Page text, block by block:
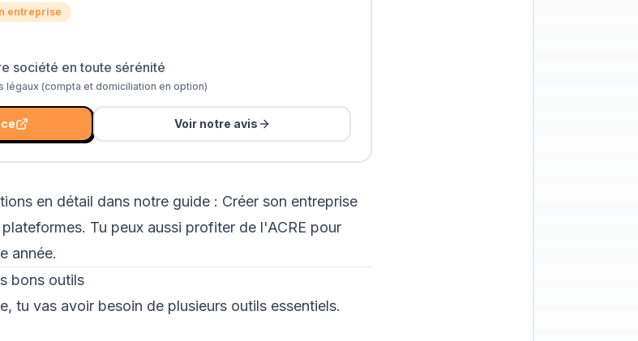
entreprise
société en toute sérénité
légaux (compta et domiciliation en option)
Voir notre avis
en détail dans notre guide : Créer son entreprise
. Tu peux aussi profiter de l'ACRE pour
année.
bons outils
tu vas avoir besoin de plusieurs outils essentiels.